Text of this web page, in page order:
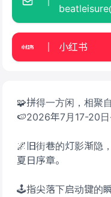
🧩拼得一方闲，相聚
🍉2026年7月17-20日
🌌旧街巷的灯影渐隐
夏日序章。
🕹️指尖落下启动键的
小红书